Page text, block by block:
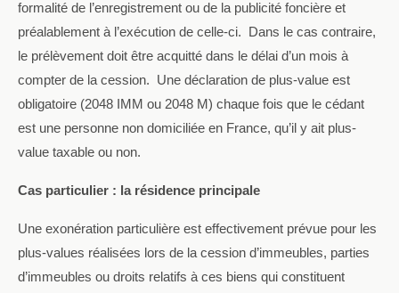
formalité de l’enregistrement ou de la publicité foncière et
préalablement à l’exécution de celle-ci.
Dans le cas contraire,
le prélèvement doit être acquitté dans le délai d’un mois à
compter de la cession.
Une déclaration de plus-value est
obligatoire (2048 IMM ou 2048 M) chaque fois que le cédant
est une personne non domiciliée en France, qu’il y ait plus-
value taxable ou non.
Cas particulier : la résidence principale
Une exonération particulière est effectivement prévue pour les
plus-values réalisées lors de la cession d’immeubles, parties
d’immeubles ou droits relatifs à ces biens qui constituent